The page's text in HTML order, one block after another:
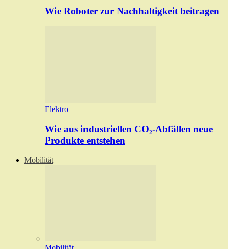
Wie Roboter zur Nachhaltigkeit beitragen
Elektro
Wie aus industriellen CO₂-Abfällen neue
Produkte entstehen
Mobilität